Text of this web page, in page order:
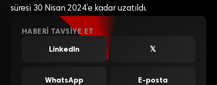
süresi 30 Nisan 2024’e kadar uzatıldı.
HABERI TAVSIYE ET
LinkedIn
𝕏
WhatsApp E-posta